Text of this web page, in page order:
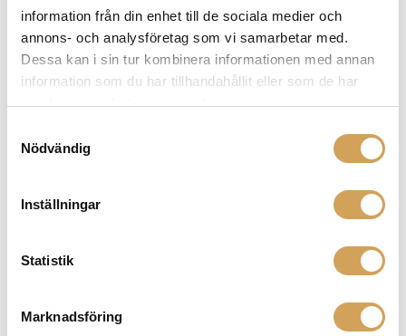
information från din enhet till de sociala medier och
annons- och analysföretag som vi samarbetar med.
Dessa kan i sin tur kombinera informationen med annan
information som du har tillhandahållit eller som de har
samlat in när du har använt deras tjänster.
Nödvändig
Inställningar
Statistik
Marknadsföring
skapa kablar som ger en ren, klar och detaljerad
bästa av din ljud- och visuella utrustning. Deras
sortiment av kablar omfattar högtalarkablar,
signalkablar, HDMI-kablar, strömkablar och mycket
mer. Oavsett om du vill optimera ljudet i ditt
hemmaljudsystem eller maximera bildkvaliteten i ditt
hemmabiosystem, har Chord Company kablar som
komponenten du behöver redan idag!